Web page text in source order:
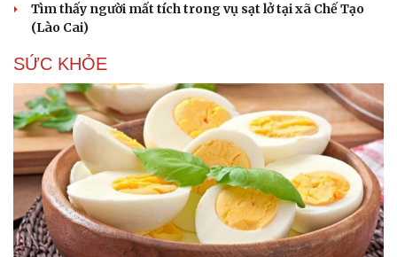
Tìm thấy người mất tích trong vụ sạt lở tại xã Chế Tạo
(Lào Cai)
SỨC KHỎE